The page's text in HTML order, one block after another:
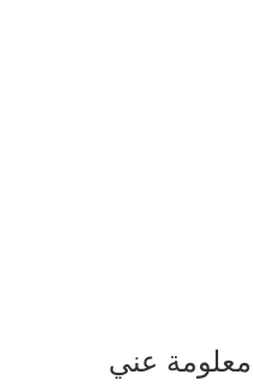
معلومة عني